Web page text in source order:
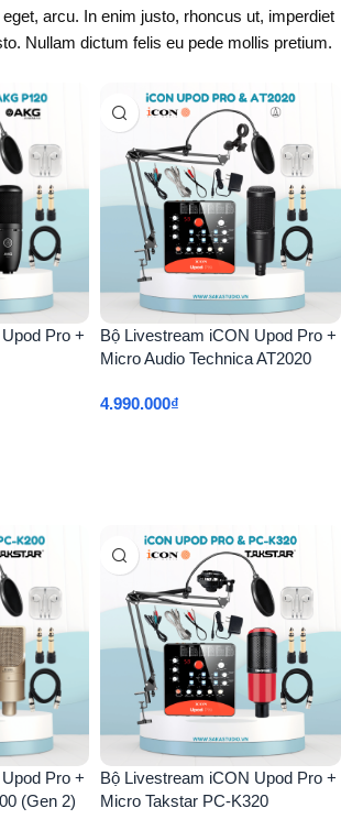
arcu. In enim justo, rhoncus ut, imperdiet
Nullam dictum felis eu pede mollis pretium.
Pro +
Bộ Livestream iCON Upod Pro +
Micro Audio Technica AT2020
4.990.000₫
Pro +
(Gen 2)
Bộ Livestream iCON Upod Pro +
Micro Takstar PC-K320